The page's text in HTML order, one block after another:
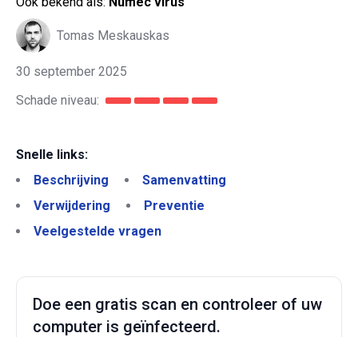
Tomas Meskauskas
30 september 2025
Schade niveau:
Snelle links:
Beschrijving
Samenvatting
Verwijdering
Preventie
Veelgestelde vragen
Doe een gratis scan en controleer of uw
computer is geïnfecteerd.